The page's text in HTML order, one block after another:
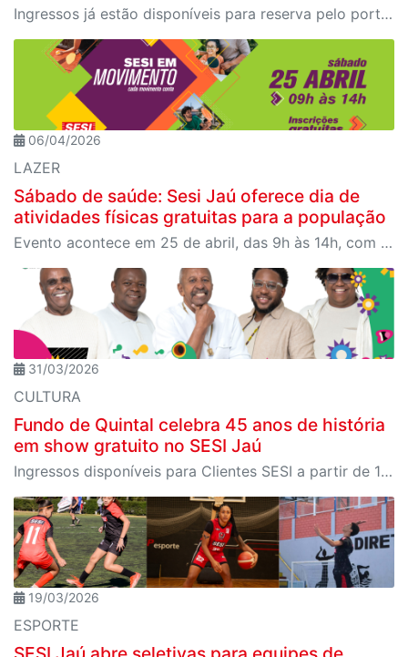
Ingressos já estão disponíveis para reserva pelo portal Meu SESI, dois ingressos por CPF
06/04/2026
LAZER
Sábado de saúde: Sesi Jaú oferece dia de
atividades físicas gratuitas para a população
Evento acontece em 25 de abril, das 9h às 14h, com programação para todas as idades
31/03/2026
CULTURA
Fundo de Quintal celebra 45 anos de história
em show gratuito no SESI Jaú
Ingressos disponíveis para Clientes SESI a partir de 10 de abril na secretaria única; para público geral, dia 11 de abril no Meu SESI
19/03/2026
ESPORTE